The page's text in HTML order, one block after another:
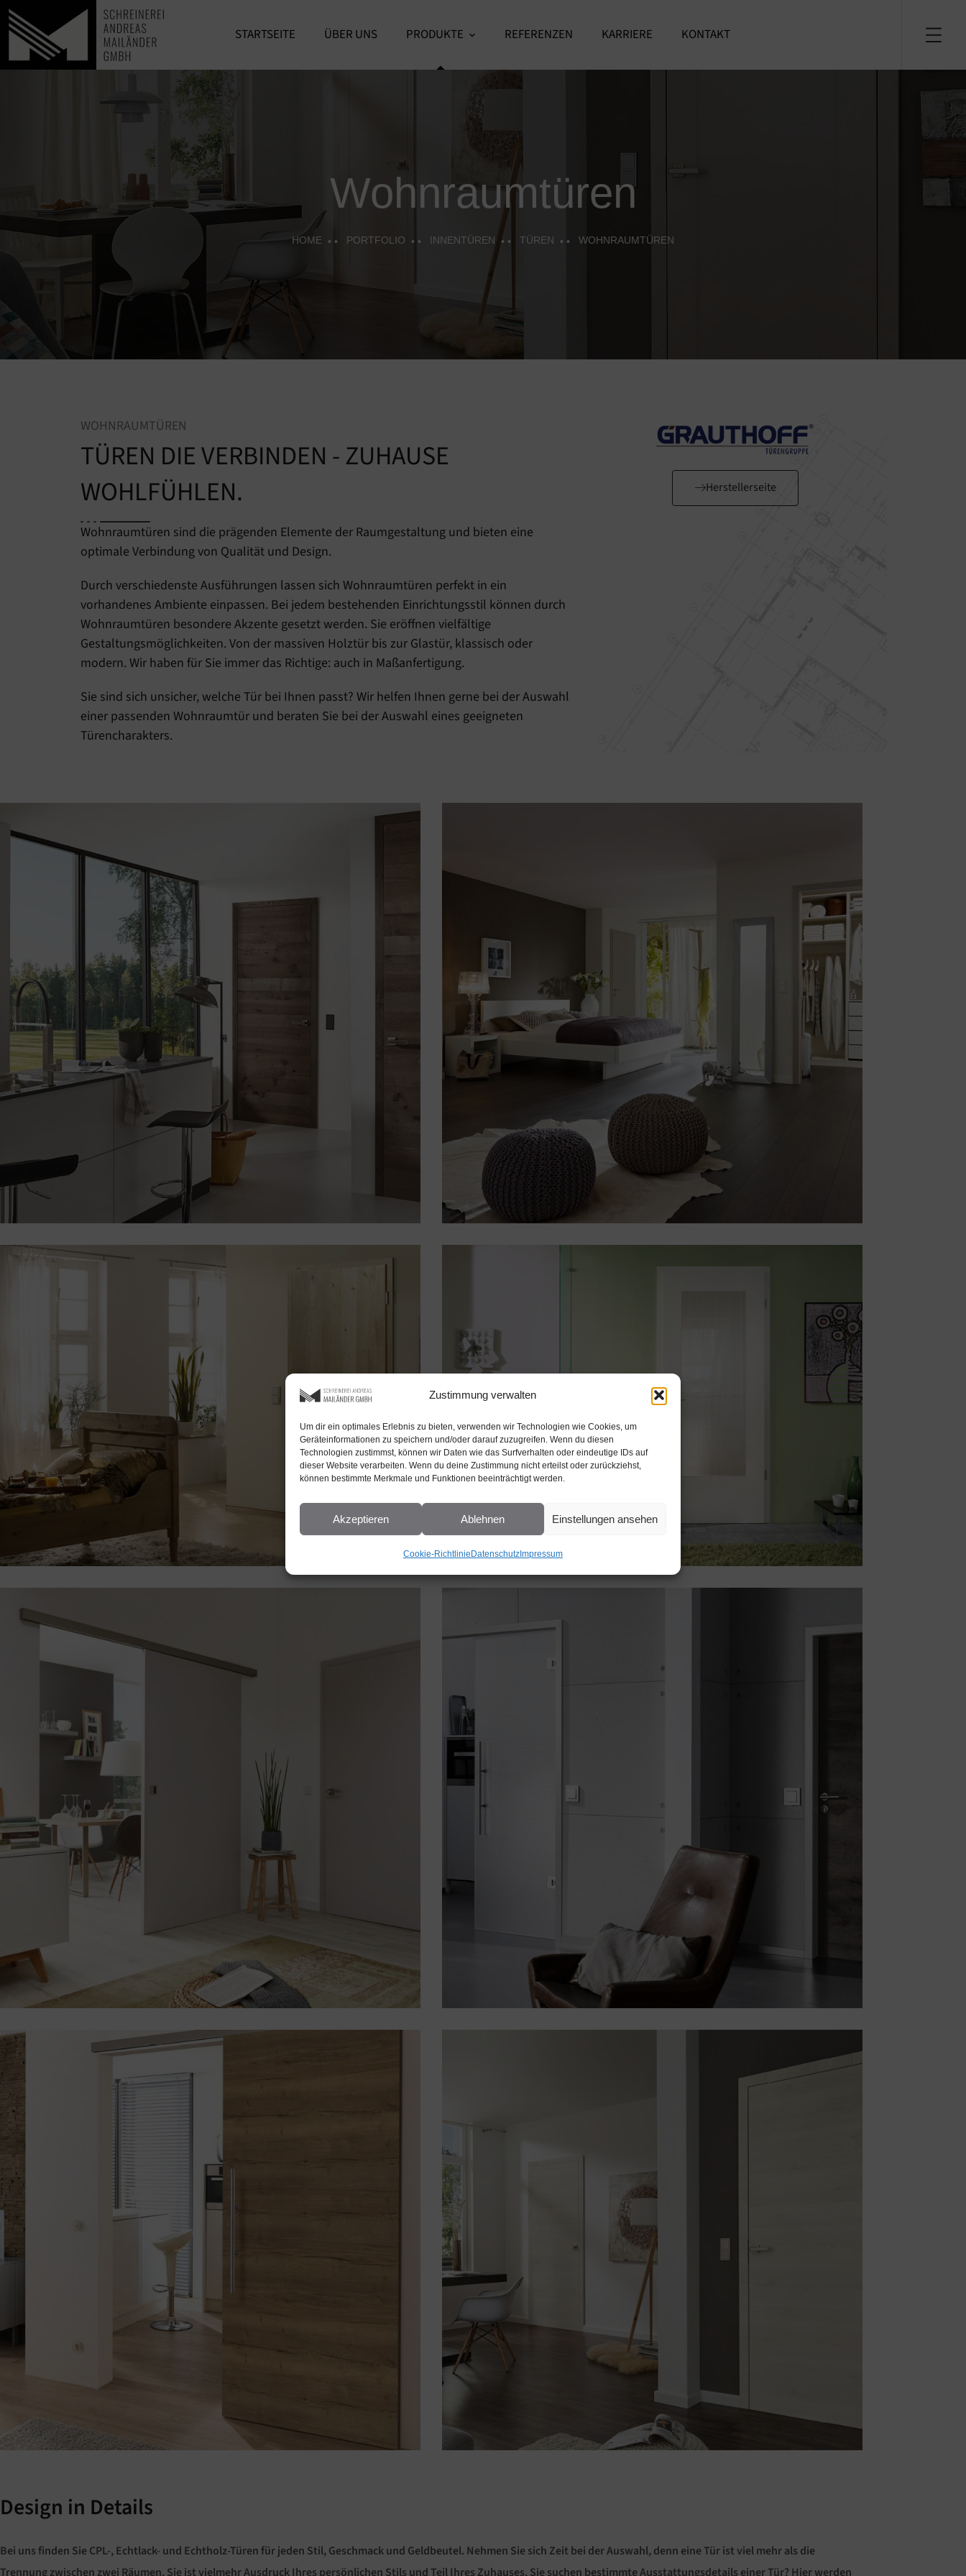
Zustimmung verwalten
Um dir ein optimales Erlebnis zu bieten, verwenden wir Technologien wie Cookies, um
Geräteinformationen zu speichern und/oder darauf zuzugreifen. Wenn du diesen
Technologien zustimmst, können wir Daten wie das Surfverhalten oder eindeutige IDs auf
dieser Website verarbeiten. Wenn du deine Zustimmung nicht erteilst oder zurückziehst,
können bestimmte Merkmale und Funktionen beeinträchtigt werden.
Akzeptieren Ablehnen Einstellungen ansehen
Cookie-Richtlinie DatenschutzImpressum
STARTSEITE ÜBER UNS PRODUKTE REFERENZEN KARRIERE KONTAKT
Wohnraumtüren
HOME PORTFOLIO INNENTÜREN TÜREN WOHNRAUMTÜREN
WOHNRAUMTÜREN
TÜREN DIE VERBINDEN - ZUHAUSE
WOHLFÜHLEN.
Wohnraumtüren sind die prägenden Elemente der Raumgestaltung und bieten eine
optimale Verbindung von Qualität und Design.
Durch verschiedenste Ausführungen lassen sich Wohnraumtüren perfekt in ein
vorhandenes Ambiente einpassen. Bei jedem bestehenden Einrichtungsstil können durch
Wohnraumtüren besondere Akzente gesetzt werden. Sie eröffnen vielfältige
Gestaltungsmöglichkeiten. Von der massiven Holztür bis zur Glastür, klassisch oder
modern. Wir haben für Sie immer das Richtige: auch in Maßanfertigung.
Sie sind sich unsicher, welche Tür bei Ihnen passt? Wir helfen Ihnen gerne bei der Auswahl
einer passenden Wohnraumtür und beraten Sie bei der Auswahl eines geeigneten
Türencharakters.
Herstellerseite
Design in Details
Bei uns finden Sie CPL-, Echtlack- und Echtholz-Türen für jeden Stil, Geschmack und Geldbeutel. Nehmen Sie sich Zeit bei der Auswahl, denn eine Tür ist viel mehr als die
Trennung zwischen zwei Räumen. Sie ist vielmehr Ausdruck Ihres persönlichen Stils und Teil Ihres Zuhauses. Sie suchen bestimmte Ausstattungsdetails einer Tür? Hier werden